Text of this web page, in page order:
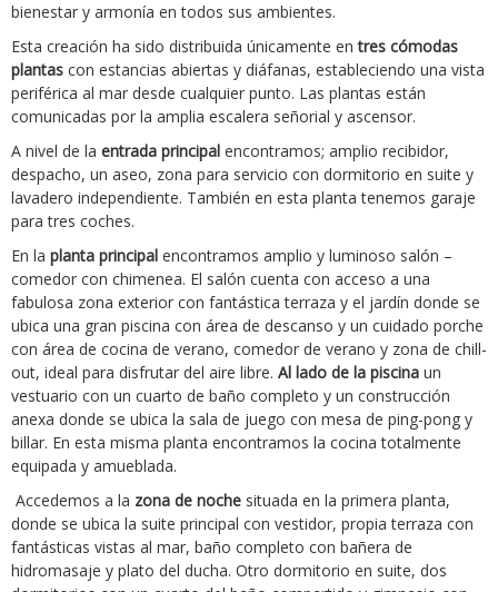
bienestar y armonía en todos sus ambientes.
Esta creación ha sido distribuida únicamente entres cómodas
plantas con estancias abiertas y diáfanas, estableciendo una vista
periférica al mar desde cualquier punto. Las plantas están
comunicadas por la amplia escalera señorial y ascensor.
A nivel de la entrada principal encontramos; amplio recibidor,
despacho, un aseo, zona para servicio con dormitorio en suite y
lavadero independiente. También en esta planta tenemos garaje
para tres coches.
En la planta principal encontramos amplio y luminoso salón –
comedor con chimenea. El salón cuenta con acceso a una
fabulosa zona exterior con fantástica terraza y el jardín donde se
ubica una gran piscina con área de descanso y un cuidado porche
con área de cocina de verano, comedor de verano y zona de chill-
out, ideal para disfrutar del aire libre. Al lado de la piscina un
vestuario con un cuarto de baño completo y un construcción
anexa donde se ubica la sala de juego con mesa de ping-pong y
billar. En esta misma planta encontramos la cocina totalmente
equipada y amueblada.
Accedemos a la zona de noche situada en la primera planta,
donde se ubica la suite principal con vestidor, propia terraza con
fantásticas vistas al mar, baño completo con bañera de
hidromasaje y plato del ducha. Otro dormitorio en suite, dos